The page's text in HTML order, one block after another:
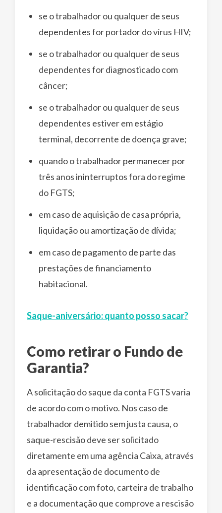
se o trabalhador ou qualquer de seus
dependentes for portador do vírus HIV;
se o trabalhador ou qualquer de seus
dependentes for diagnosticado com
câncer;
se o trabalhador ou qualquer de seus
dependentes estiver em estágio
terminal, decorrente de doença grave;
quando o trabalhador permanecer por
três anos ininterruptos fora do regime
do FGTS;
em caso de aquisição de casa própria,
liquidação ou amortização de dívida;
em caso de pagamento de parte das
prestações de financiamento
habitacional.
Saque-aniversário: quanto posso sacar?
Como retirar o Fundo de
Garantia?
A solicitação do saque da conta FGTS varia
de acordo com o motivo. Nos caso de
trabalhador demitido sem justa causa, o
saque-rescisão deve ser solicitado
diretamente em uma agência Caixa, através
da apresentação de documento de
identificação com foto, carteira de trabalho
e a documentação que comprove a rescisão